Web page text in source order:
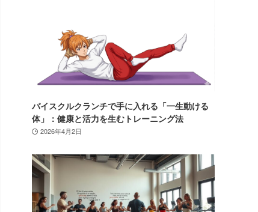
バイスクルクランチで手に入れる「一生動ける
体」：健康と活力を生むトレーニング法
2026年4月2日